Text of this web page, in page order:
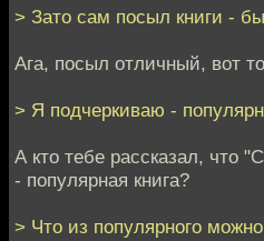
> Зато сам посыл книги -
Ага, посыл отличный, вот
> Я подчеркиваю -
А кто тебе рассказал, что
- популярная книга?
> Что из популярного